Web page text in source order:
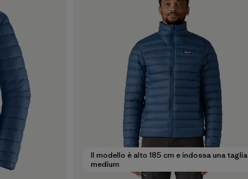
Il modello è alto 185 cm e indossa una taglia
medium